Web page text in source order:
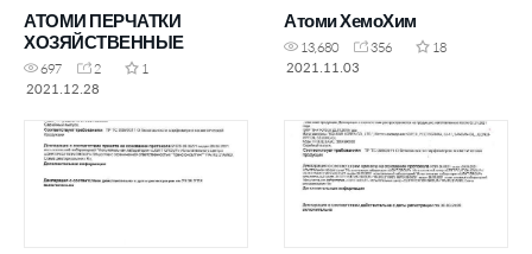
АТОМИ ПЕРЧАТКИ
ХОЗЯЙСТВЕННЫЕ
697 2
1
2021.12.28
Атоми ХемоХим
13,680 356
18
2021.11.03